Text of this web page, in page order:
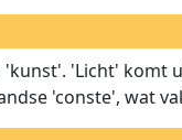
'Licht' komt
'conste', wat